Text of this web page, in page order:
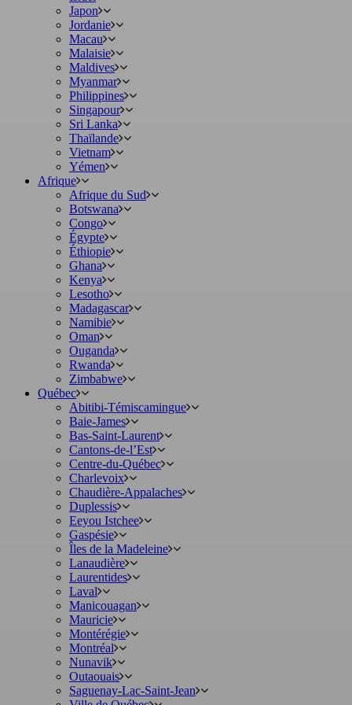
Japon
Jordanie
Macau
Malaisie
Maldives
Myanmar
Philippines
Singapour
Sri Lanka
Thaïlande
Vietnam
Yémen
Afrique
Afrique du Sud
Botswana
Congo
Égypte
Éthiopie
Ghana
Kenya
Lesotho
Madagascar
Namibie
Oman
Ouganda
Rwanda
Zimbabwe
Québec
Abitibi-Témiscamingue
Baie-James
Bas-Saint-Laurent
Cantons-de-l’Est
Centre-du-Québec
Charlevoix
Chaudière-Appalaches
Duplessis
Eeyou Istchee
Gaspésie
Îles de la Madeleine
Lanaudière
Laurentides
Laval
Manicouagan
Mauricie
Montérégie
Montréal
Nunavik
Outaouais
Saguenay-Lac-Saint-Jean